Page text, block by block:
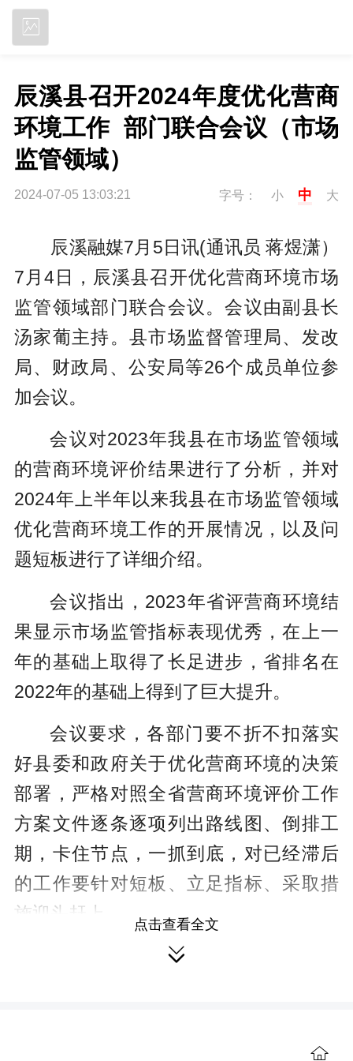
辰溪县召开2024年度优化营商
环境工作  部门联合会议（市场
监管领域）
2024-07-05 13:03:21 字号： 小 中 大
辰溪融媒7月5日讯(通讯员 蒋煜潇）
7月4日，辰溪县召开优化营商环境市场
监管领域部门联合会议。会议由副县长
汤家葡主持。县市场监督管理局、发改
局、财政局、公安局等26个成员单位参
加会议。
会议对2023年我县在市场监管领域
的营商环境评价结果进行了分析，并对
2024年上半年以来我县在市场监管领域
优化营商环境工作的开展情况，以及问
题短板进行了详细介绍。
会议指出，2023年省评营商环境结
果显示市场监管指标表现优秀，在上一
年的基础上取得了长足进步，省排名在
2022年的基础上得到了巨大提升。
会议要求，各部门要不折不扣落实
好县委和政府关于优化营商环境的决策
部署，严格对照全省营商环境评价工作
方案文件逐条逐项列出路线图、倒排工
期，卡住节点，一抓到底，对已经滞后
的工作要针对短板、立足指标、采取措
施迎头赶上。
点击查看全文
